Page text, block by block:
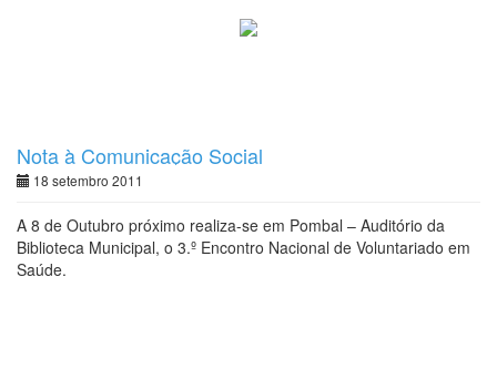
Nota à Comunicação Social
18 setembro 2011
A 8 de Outubro próximo realiza-se em Pombal – Auditório da
Biblioteca Municipal, o 3.º Encontro Nacional de Voluntariado em
Saúde.